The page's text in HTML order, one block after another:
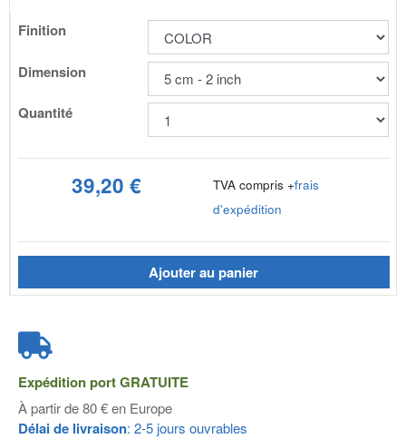
Finition
Dimension
Quantité
39,20 € TVA compris +frais
d'expédition
Ajouter au panier
Expédition portGRATUITE
À partir de 80 € en Europe
Délai de livraison: 2-5 jours ouvrables